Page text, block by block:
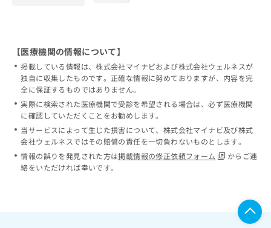
【医療機関の情報について】
掲載している情報は、株式会社マイナビおよび株式会社ウェルネスが
独自に収集したものです。正確な情報に努めておりますが、内容を完
全に保証するものではありません。
実際に検索された医療機関で受診を希望される場合は、必ず医療機関
に確認していただくことをお勧めします。
当サービスによって生じた損害について、株式会社マイナビ及び株式
会社ウェルネスではその賠償の責任を一切負わないものとします。
情報の誤りを発見された方は掲載情報の修正依頼フォーム
からご連
絡をいただければ幸いです。